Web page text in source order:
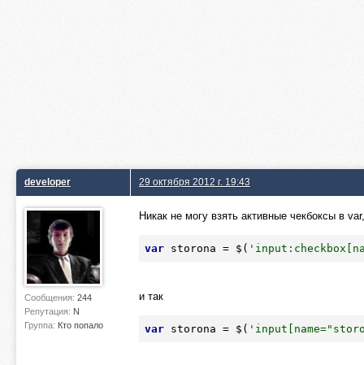
developer
Сообщения: 244
Репутация: N
Группа: Кто попало
29 октября 2012 г. 19:43
Никак не могу взять активные чекбоксы в
var storona = $(
и так
var storona = $(